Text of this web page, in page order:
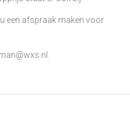
een afspraak maken voor